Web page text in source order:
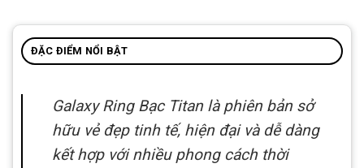
ĐẶC ĐIỂM NỔI BẬT
Galaxy Ring Bạc Titan là phiên bản sở
hữu vẻ đẹp tinh tế, hiện đại và dễ dàng
kết hợp với nhiều phong cách thời